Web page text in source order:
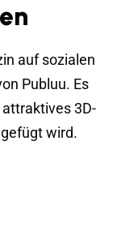
auf sozialen
Publuu. Es
3D-
wird.